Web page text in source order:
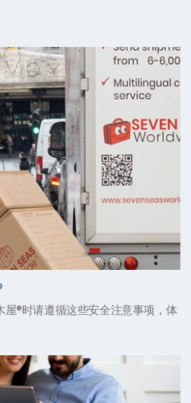
®时请遵循这些安全注意事项，体